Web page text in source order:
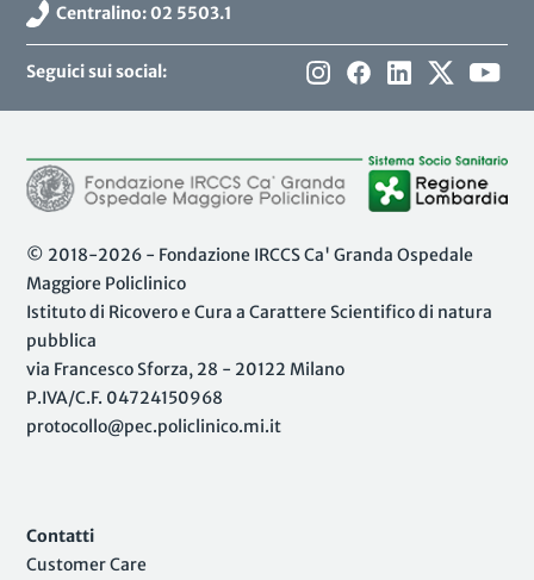
Centralino: 02 5503.1
Seguici sui social:
© 2018-2026 - Fondazione IRCCS Ca' Granda Ospedale
Maggiore Policlinico
Istituto di Ricovero e Cura a Carattere Scientifico di natura
pubblica
via Francesco Sforza, 28 - 20122 Milano
P.IVA/C.F. 04724150968
protocollo@pec.policlinico.mi.it
Contatti
Customer Care